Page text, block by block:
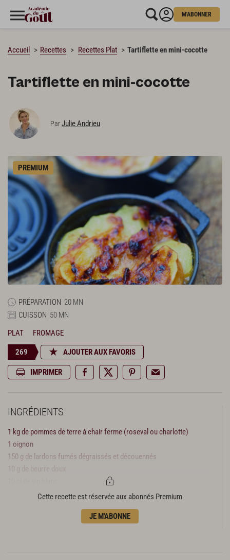
M'ABONNER
Accueil Recettes Recettes Plat Tartiflette en mini-cocotte
Tartiflette en mini-cocotte
ParJulie Andrieu
PREMIUM
PRÉPARATION 20 MN
CUISSON 50 MN
PLAT
FROMAGE
269 AJOUTER AUX FAVORIS
IMPRIMER
INGRÉDIENTS
1 kg de pommes de terre à chair ferme (roseval ou charlotte)
1 oignon
150 g de lardons fumés dégraissés et découennés
10 g de beurre doux
10 cl de crème liquide
Cette recette est réservée aux abonnés Premium
JE M'ABONNE
CHARGEMENT…